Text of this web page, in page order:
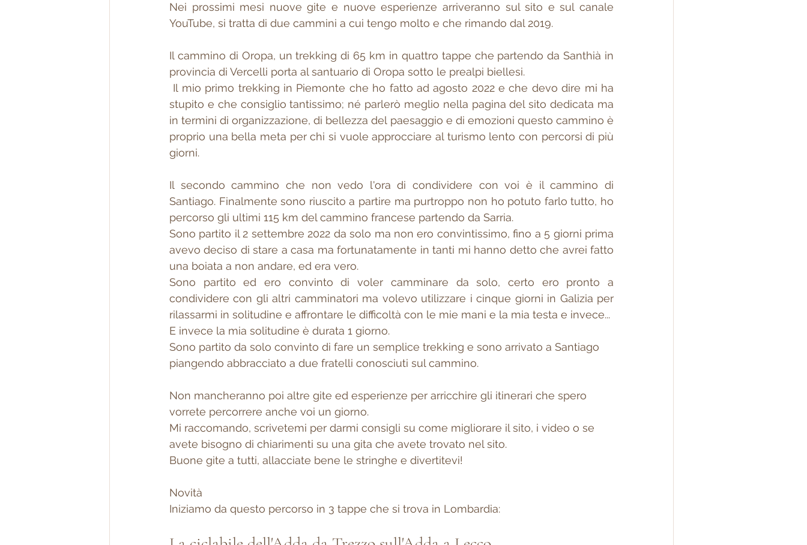
Nei prossimi mesi nuove gite e nuove esperienze arriveranno sul sito e sul canale
YouTube, si tratta di due cammini a cui tengo molto e che rimando dal 2019.
Il cammino di Oropa, un trekking di 65 km in quattro tappe che partendo da Santhià in
provincia di Vercelli porta al santuario di Oropa sotto le prealpi biellesi.
stupito e che consiglio tantissimo; né parlerò meglio nella pagina del sito dedicata ma
in termini di organizzazione, di bellezza del paesaggio e di emozioni questo cammino è
proprio una bella meta per chi si vuole approcciare al turismo lento con percorsi di più
giorni.
Il secondo cammino che non vedo l'ora di condividere con voi è il cammino di
Santiago. Finalmente sono riuscito a partire ma purtroppo non ho potuto farlo tutto, ho
percorso gli ultimi 115 km del cammino francese partendo da Sarria.
Sono partito il 2 settembre 2022 da solo ma non ero convintissimo, fino a 5 giorni prima
avevo deciso di stare a casa ma fortunatamente in tanti mi hanno detto che avrei fatto
una boiata a non andare, ed era vero.
Sono partito ed ero convinto di voler camminare da solo, certo ero pronto a
condividere con gli altri camminatori ma volevo utilizzare i cinque giorni in Galizia per
rilassarmi in solitudine e affrontare le difficoltà con le mie mani e la mia testa e invece...
E invece la mia solitudine è durata 1 giorno.
Sono partito da solo convinto di fare un semplice trekking e sono arrivato a Santiago
piangendo abbracciato a due fratelli conosciuti sul cammino.
Non mancheranno poi altre gite ed esperienze per arricchire gli itinerari che spero
vorrete percorrere anche voi un giorno.
Mi raccomando, scrivetemi per darmi consigli su come migliorare il sito, i video o se
avete bisogno di chiarimenti su una gita che avete trovato nel sito.
Buone gite a tutti, allacciate bene le stringhe e divertitevi!
Novità
Iniziamo da questo percorso in 3 tappe che si trova in Lombardia: